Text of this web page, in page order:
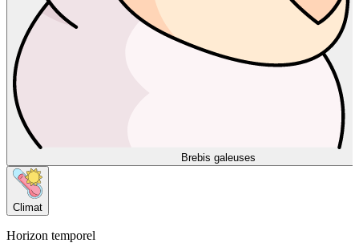
Brebis galeuses
Climat
Horizon temporel